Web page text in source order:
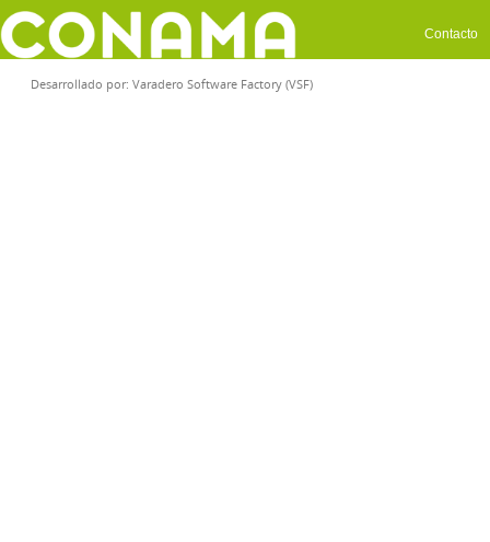
Contacto
Desarrollado por: Varadero Software Factory (VSF)